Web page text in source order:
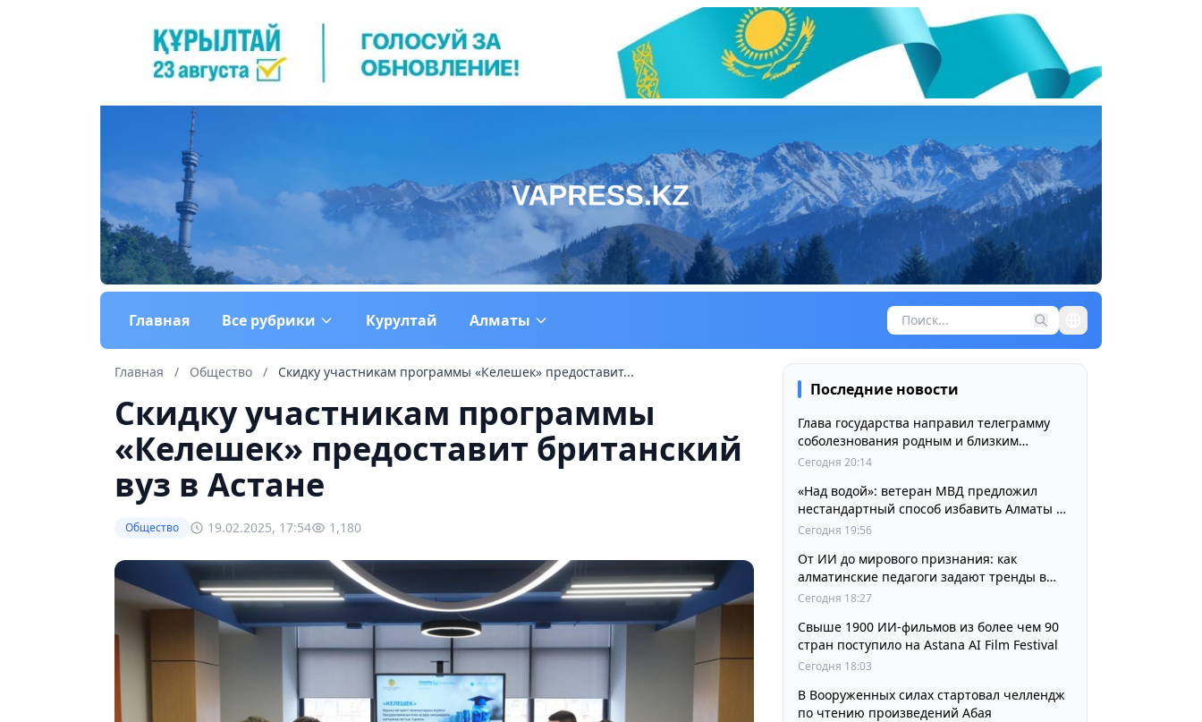
Главная Все рубрики Курултай Алматы
Главная / Общество / Скидку участникам программы «Келешек» предоставит...
Скидку участникам программы
«Келешек» предоставит британский
вуз в Астане
Общество 19.02.2025, 17:54 1,180
Последние новости
Глава государства направил телеграмму
соболезнования родным и близким
выдающегося кинорежиссера Ардака
Сегодня 20:14
«Над водой»: ветеран МВД предложил
нестандартный способ избавить Алматы от
пробок и смога
Сегодня 19:56
От ИИ до мирового признания: как
алматинские педагоги задают тренды в
изучении языков
Сегодня 18:27
Свыше 1900 ИИ-фильмов из более чем 90
стран поступило на Astana AI Film Festival
Сегодня 18:03
В Вооруженных силах стартовал челлендж
по чтению произведений Абая